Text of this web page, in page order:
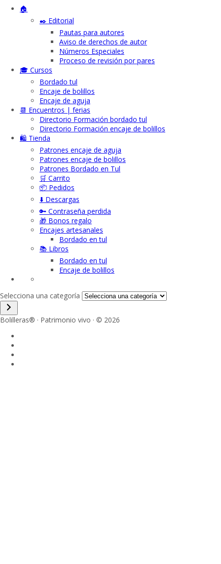
🏠
✒️ Editorial
Pautas para autores
Aviso de derechos de autor
Números Especiales
Proceso de revisión por pares
🎓 Cursos
Bordado tul
Encaje de bolillos
Encaje de aguja
📆 Encuentros | ferias
Directorio Formación bordado tul
Directorio Formación encaje de bolillos
🛍️ Tienda
Patrones encaje de aguja
Patrones encaje de bolillos
Patrones Bordado en Tul
🛒 Carrito
📦 Pedidos
⬇️ Descargas
🔑 Contraseña perdida
🎁 Bonos regalo
Encajes artesanales
Bordado en tul
📚 Libros
Bordado en tul
Encaje de bolillos
Selecciona una categoría
Bolilleras® · Patrimonio vivo · © 2026